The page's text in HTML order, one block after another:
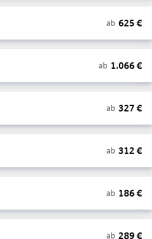
ab 625 €
ab 1.066€
ab 327 €
ab 312 €
ab 186€
ab 289€